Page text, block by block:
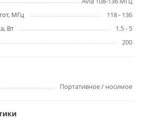
МГц
118 - 136
Вт
1.5 - 5
200
Портативное / носимое